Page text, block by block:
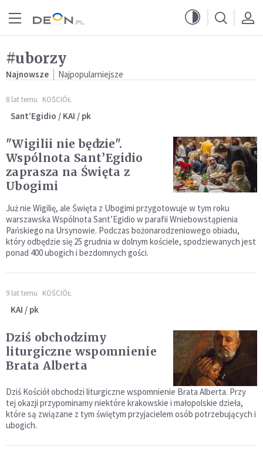
#uborzy
Najnowsze Najpopularniejsze
8 lat temu KOŚCIÓŁ
Sant’Egidio / KAI / pk
"Wigilii nie będzie".
Wspólnota Sant’Egidio
zaprasza na Święta z
Ubogimi
Już nie Wigilię, ale Święta z Ubogimi przygotowuje w tym roku
warszawska Wspólnota Sant’Egidio w parafii Wniebowstąpienia
Pańskiego na Ursynowie. Podczas bożonarodzeniowego obiadu,
który odbędzie się 25 grudnia w dolnym kościele, spodziewanych jest
ponad 400 ubogich i bezdomnych gości.
9 lat temu KOŚCIÓŁ
KAI / pk
Dziś obchodzimy
liturgiczne wspomnienie
Brata Alberta
Dziś Kościół obchodzi liturgiczne wspomnienie Brata Alberta. Przy
tej okazji przypominamy niektóre krakowskie i małopolskie dzieła,
które są związane z tym świętym przyjacielem osób potrzebujących i
ubogich.